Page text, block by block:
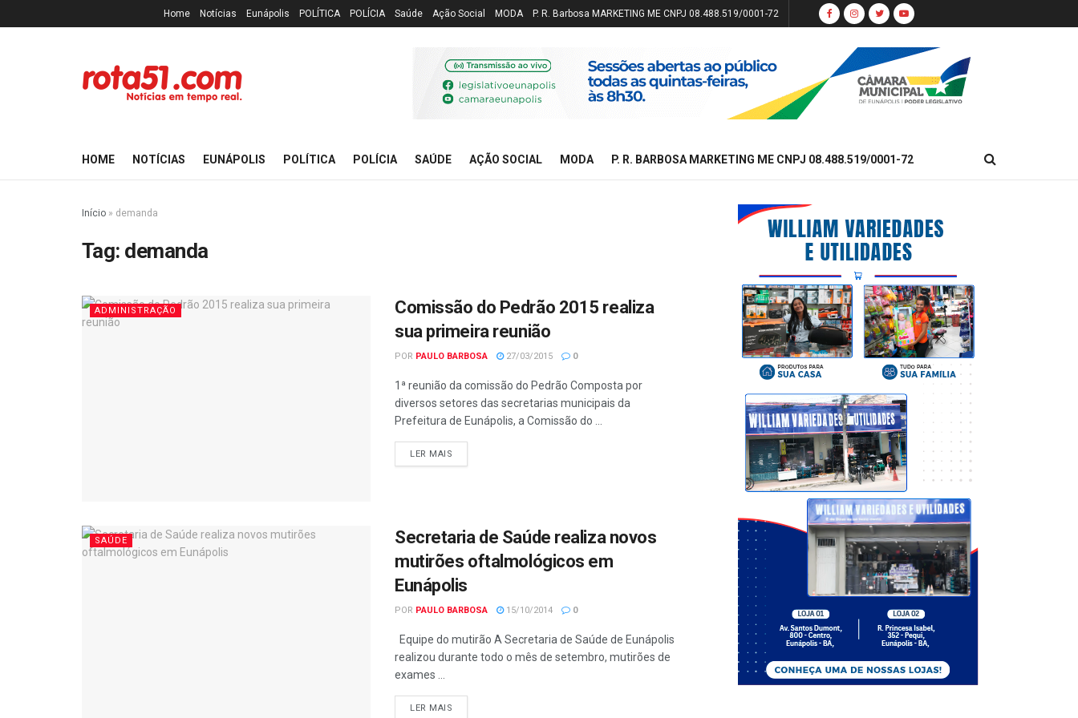
Home Notícias Eunápolis POLÍTICA POLÍCIA Saúde Ação Social MODA P. R. Barbosa MARKETING ME CNPJ 08.488.519/0001-72
HOME NOTÍCIAS EUNÁPOLIS POLÍTICA POLÍCIA SAÚDE AÇÃO SOCIAL MODA P. R. BARBOSA MARKETING ME CNPJ 08.488.519/0001-72
Início » demanda
Tag: demanda
ADMINISTRAÇÃO
Comissão do Pedrão 2015 realiza
sua primeira reunião
POR PAULO BARBOSA 27/03/2015 0
1ª reunião da comissão do Pedrão Composta por
diversos setores das secretarias municipais da
Prefeitura de Eunápolis, a Comissão do ...
LER MAIS
SAÚDE
Secretaria de Saúde realiza novos
mutirões oftalmológicos em
Eunápolis
POR PAULO BARBOSA 15/10/2014 0
Equipe do mutirão A Secretaria de Saúde de Eunápolis
realizou durante todo o mês de setembro, mutirões de
exames ...
LER MAIS